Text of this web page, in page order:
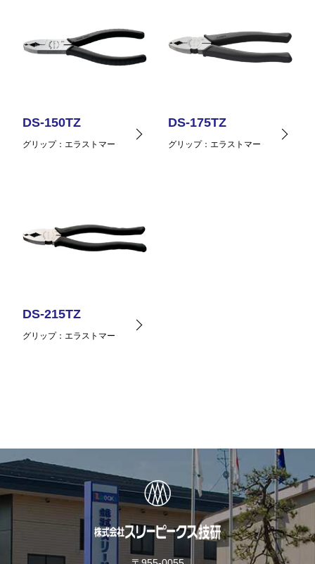
DS-150TZ
グリップ エラストマー
DS-175TZ
グリップ エラストマー
DS-215TZ
グリップ エラストマー